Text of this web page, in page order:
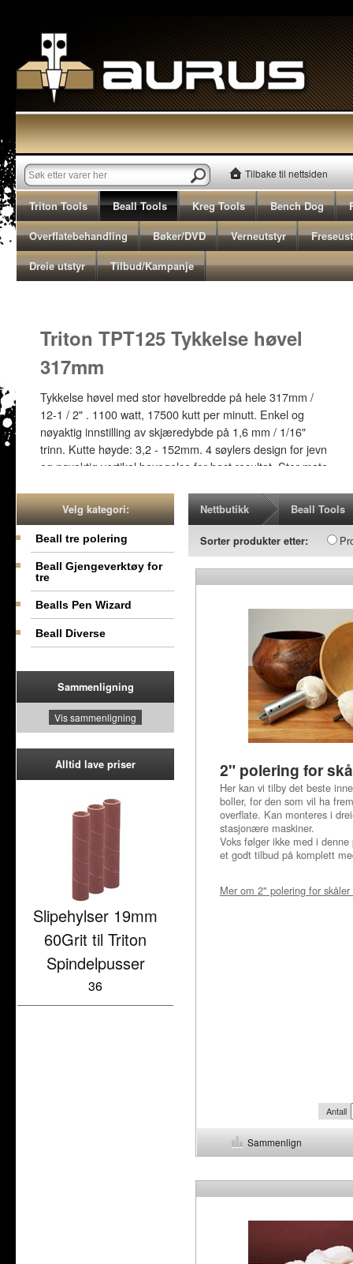
Tilbake til nettsiden
Triton Tools Beall Tools Kreg Tools Bench Dog
Overflatebehandling
Bøker/DVD Verneutstyr
Dreie utstyr
Tilbud/Kampanje
Tykkelse høvel
med stor høvelbredde på hele 317mm /
watt, 17500 kutt per minutt. Enkel og
av skjæredybde på 1,6 mm / 1/16"
3,2 - 152mm. 4 søylers design for jevn
bevegelse for best resultat. Stor mate
Spon tilkobling for effektiv
NOK 3995
Velg kategori:
Beall tre polering
Beall Gjengeverktøy for
tre
Bealls Pen Wizard
Beall Diverse
Sammenligning
Vis sammenligning
Alltid lave priser
Slipehylser 19mm
60Grit til Triton
Spindelpusser
36
Nettbutikk Beall Tools
Sorter produkter etter:
2" polering for
Her kan vi tilby det beste
boller, for den som vil ha
overflate. Kan monteres i
stasjonære maskiner.
Voks følger ikke med i
et godt tilbud på komplett
Mer om 2" polering for skåler
Antall
Sammenlign